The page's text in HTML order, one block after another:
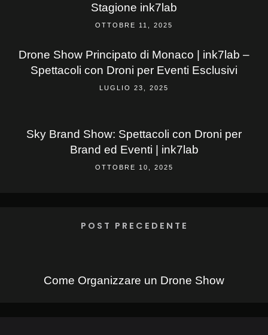
Stagione ink7lab
OTTOBRE 11, 2025
Drone Show Principato di Monaco | ink7lab –
Spettacoli con Droni per Eventi Esclusivi
LUGLIO 23, 2025
Sky Brand Show: Spettacoli con Droni per
Brand ed Eventi | ink7lab
OTTOBRE 10, 2025
POST PRECEDENTE
Come Organizzare un Drone Show